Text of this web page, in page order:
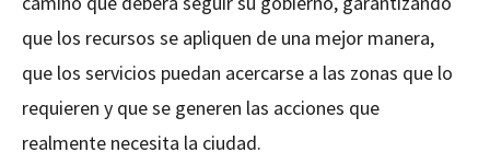
que los recursos se apliquen de una mejor manera,
que los servicios puedan acercarse a las zonas que lo
requieren y que se generen las acciones que
realmente necesita la ciudad.